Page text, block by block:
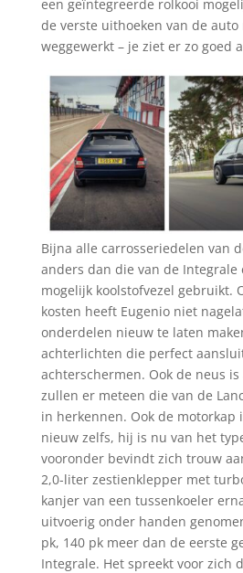
een geïntegreerde rolkooi
de verste uithoeken van de
weggewerkt – je ziet er zo goed
Bijna alle carrosseriedelen van
anders dan die van de Integrale
mogelijk koolstofvezel gebruikt.
kosten heeft Eugenio niet
onderdelen nieuw te laten
achterlichten die perfect
achterschermen. Ook de neus
zullen er meteen die van de
in herkennen. Ook de motorkap
nieuw zelfs, hij is nu van het
vooronder bevindt zich trouw
2,0-liter zestienklepper met
kanjer van een tussenkoeler
uitvoerig onder handen
pk, 140 pk meer dan de eerste
Integrale. Het spreekt voor zich